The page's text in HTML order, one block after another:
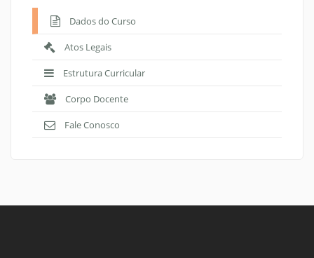
Dados do Curso
Atos Legais
Estrutura Curricular
Corpo Docente
Fale Conosco